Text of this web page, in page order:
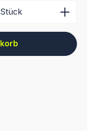
Wert ein
Stück